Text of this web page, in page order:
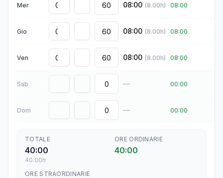
Mer 08:00 (8.00h) 08:00
Gio 08:00 (8.00h) 08:00
Ven 08:00 (8.00h) 08:00
Sab — 00:00
Dom — 00:00
TOTALE
40:00
40.00h
ORE ORDINARIE
40:00
ORE STRAORDINARIE